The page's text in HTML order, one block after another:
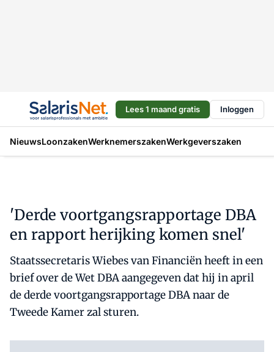
Lees 1 maand gratis Inloggen
NieuwsLoonzakenWerknemerszakenWerkgeverszaken
'Derde voortgangsrapportage DBA
en rapport herijking komen snel'
Staatssecretaris Wiebes van Financiën heeft in een
brief over de Wet DBA aangegeven dat hij in april
de derde voortgangsrapportage DBA naar de
Tweede Kamer zal sturen.